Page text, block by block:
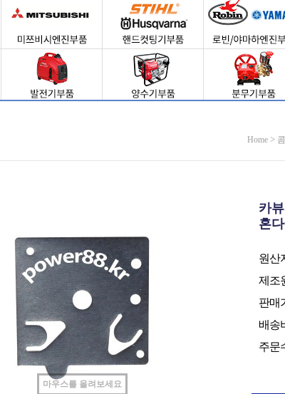
Home >
마우스를 올려보세요
카
혼
원산
제조
판매
배송
주문